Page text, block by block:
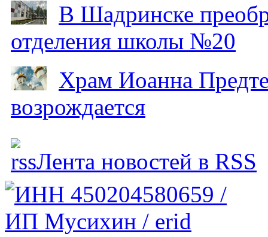
В Шадринске
отделения школы №20
Храм Иоанна
возрождается
Лента новостей в RSS